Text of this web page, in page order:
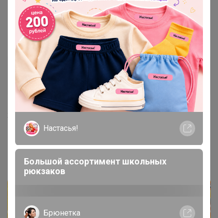
ЮлияО
Кандидат в магистры
24 января, 2023 16:26
Бонифаций
, добрый день! Подскажите, пожалуйста,
когда ближайший развоз планируется?
Настасья!
Большой ассортимент школьных
рюкзаков
Брюнетка